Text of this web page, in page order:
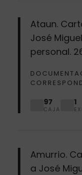
Ataun.
José
personal.
97
CAJA
1
Amurrio.
a José